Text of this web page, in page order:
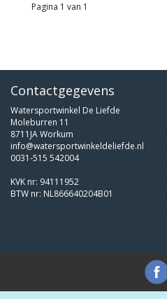
Pagina 1 van 1
Contactgegevens
Watersportwinkel De Liefde
Moleburren 11
8711JA Workum
info@watersportwinkeldeliefde.nl
0031-515 542004
KVK nr: 94111952
BTW nr: NL866640204B01